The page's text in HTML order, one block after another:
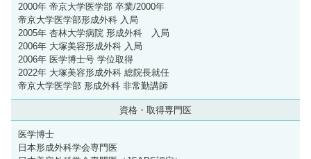
2000年 帝京大学医学部 卒業/2000年
帝京大学医学部形成外科 入局
2005年 杏林大学病院 形成外科 入局
2006年 大塚美容形成外科 入局
2006年 医学博士号 学位取得
2022年 大塚美容形成外科 総院長就任
帝京大学医学部 形成外科 非常勤講師
資格・取得専門医
医学博士
日本形成外科学会専門医